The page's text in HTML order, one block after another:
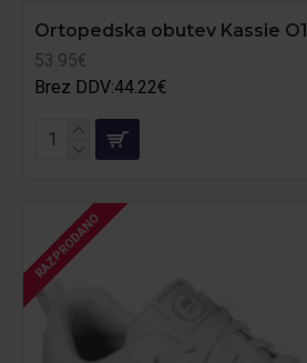
Ortopedska obutev Kassie O1
53.95€
Brez DDV:44.22€
RAZPRODANO